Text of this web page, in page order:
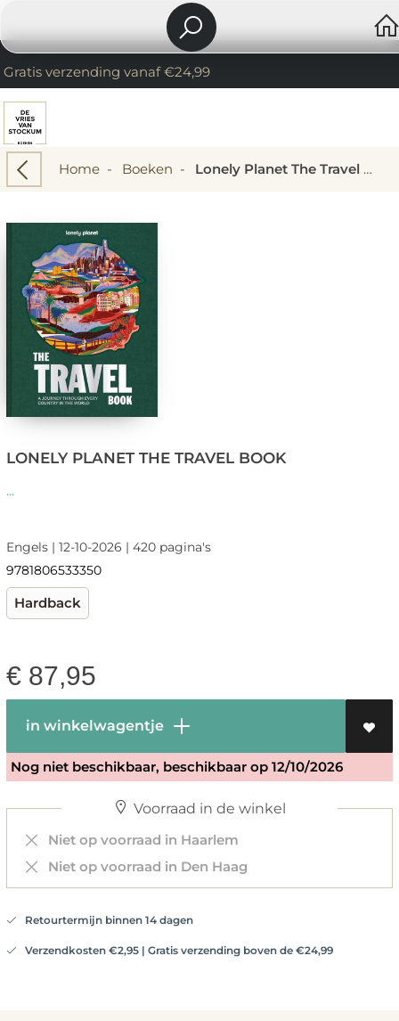
Gratis verzending vanaf €24,99
Home- Boeken - Lonely Planet The Travel book
LONELY PLANET THE TRAVEL BOOK
...
Engels | 12-10-2026 | 420 pagina's
9781806533350
Hardback
€ 87,95
in winkelwagentje
Nog niet beschikbaar, beschikbaar op 12/10/2026
Voorraad in de winkel
Niet op voorraad in Haarlem
Niet op voorraad in Den Haag
Retourtermijn binnen 14 dagen
Verzendkosten €2,95 | Gratis verzending boven de €24,99